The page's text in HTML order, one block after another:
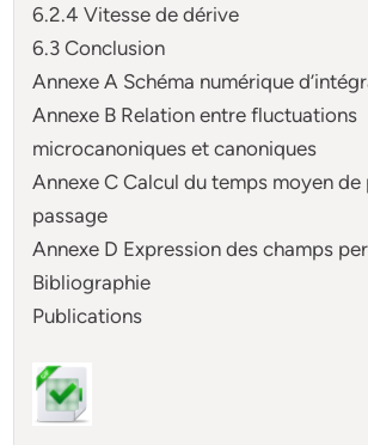
6.2.4 Vitesse de dérive
6.3 Conclusion
Annexe A Schéma numérique
Annexe B Relation entre fluctuations
microcanoniques et canoniques
Annexe C Calcul du temps moyen de
passage
Annexe D Expression des champs
Bibliographie
Publications